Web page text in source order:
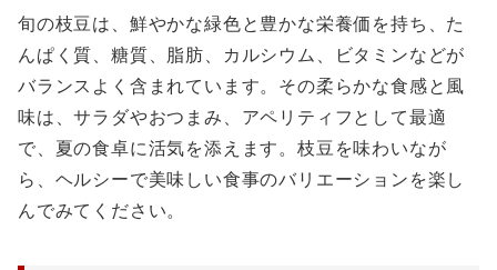
旬の枝豆は、鮮やかな緑色と豊かな栄養価を持ち、た
んぱく質、糖質、脂肪、カルシウム、ビタミンなどが
バランスよく含まれています。その柔らかな食感と風
味は、サラダやおつまみ、アペリティフとして最適
で、夏の食卓に活気を添えます。枝豆を味わいなが
ら、ヘルシーで美味しい食事のバリエーションを楽し
んでみてください。